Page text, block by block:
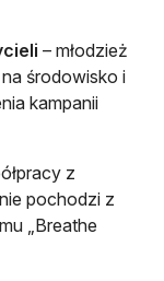
– młodzież
środowisko i
kampanii
z
pochodzi z
„Breathe